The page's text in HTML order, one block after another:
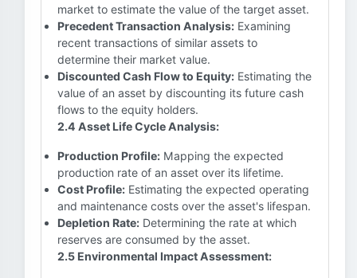
market to estimate the value of the target asset.
Precedent Transaction Analysis: Examining
recent transactions of similar assets to
determine their market value.
Discounted Cash Flow to Equity: Estimating the
value of an asset by discounting its future cash
flows to the equity holders.
2.4 Asset Life Cycle Analysis:
Production Profile: Mapping the expected
production rate of an asset over its lifetime.
Cost Profile: Estimating the expected operating
and maintenance costs over the asset's lifespan.
Depletion Rate: Determining the rate at which
reserves are consumed by the asset.
2.5 Environmental Impact Assessment: